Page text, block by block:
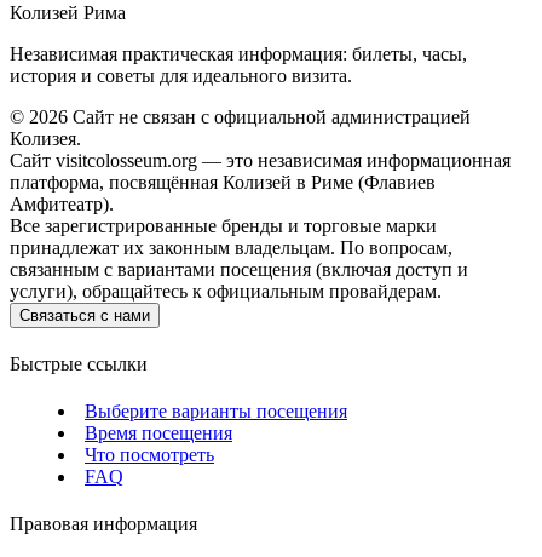
Колизей Рима
Независимая практическая информация: билеты, часы,
история и советы для идеального визита.
© 2026 Сайт не связан с официальной администрацией
Колизея.
Сайт visitcolosseum.org — это независимая информационная
платформа, посвящённая Колизей в Риме (Флавиев
Амфитеатр).
Все зарегистрированные бренды и торговые марки
принадлежат их законным владельцам. По вопросам,
связанным с вариантами посещения (включая доступ и
услуги), обращайтесь к официальным провайдерам.
Связаться с нами
Быстрые ссылки
Выберите варианты посещения
Время посещения
Что посмотреть
FAQ
Правовая информация